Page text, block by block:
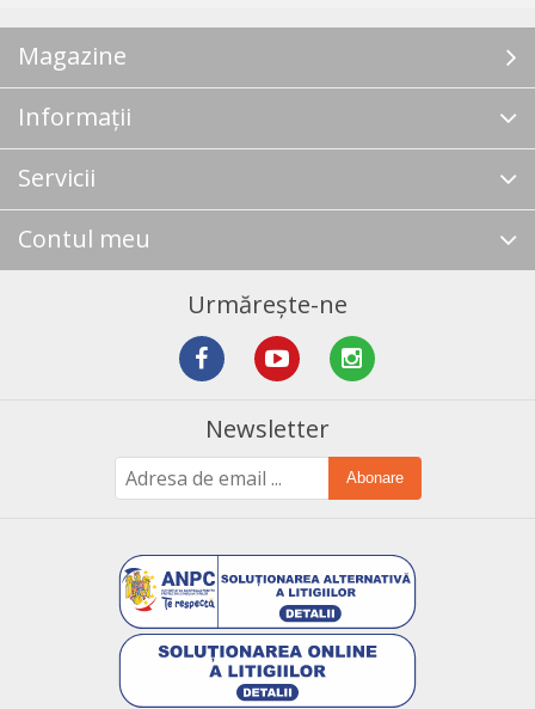
Magazine
Informații
Servicii
Contul meu
Urmărește-ne
Newsletter
Abonare